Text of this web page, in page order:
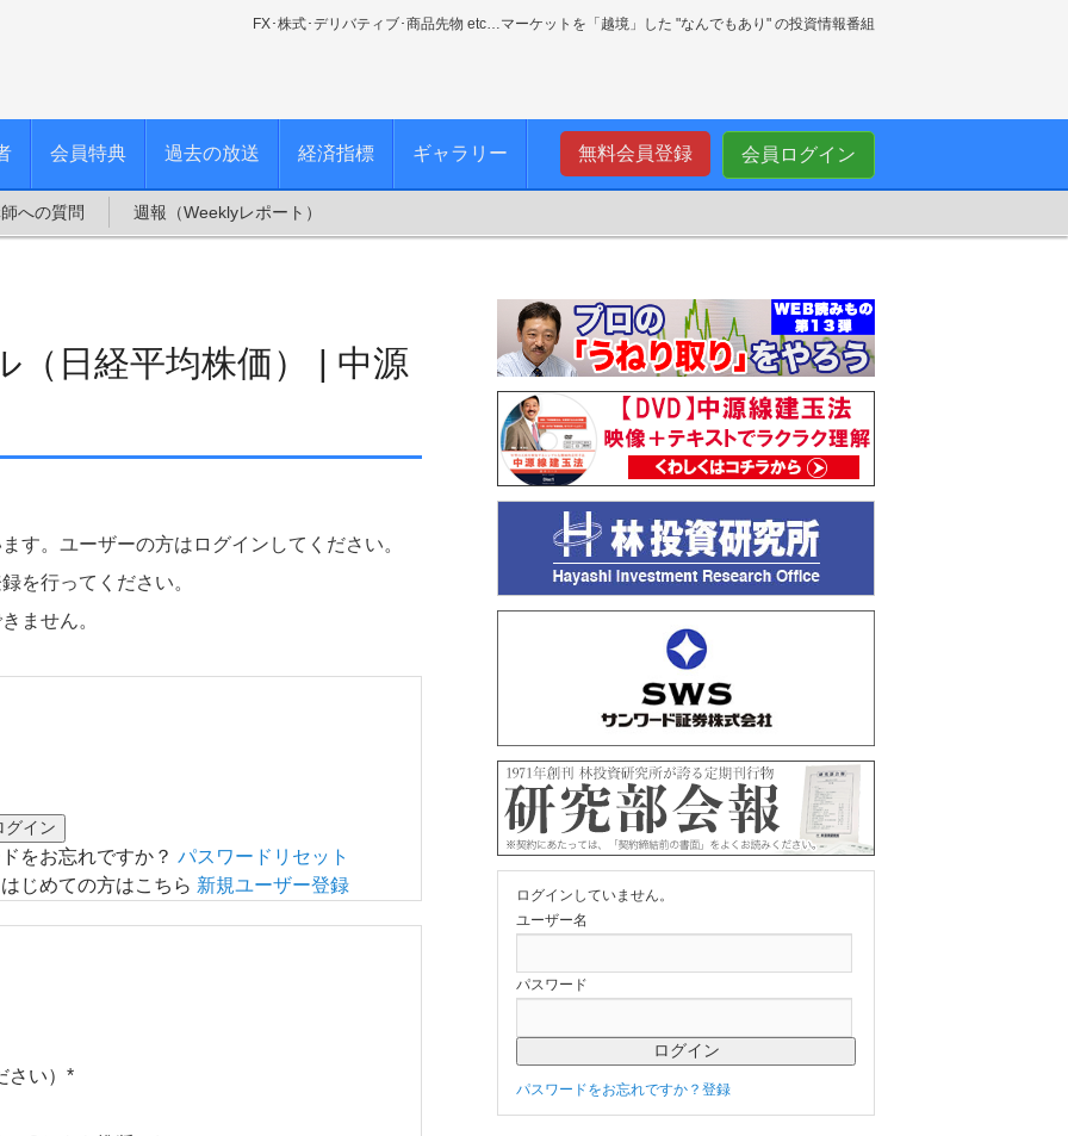
FX･株式･デリバティブ･商品先物 etc…マーケットを「越境」した "なんでもあり" の投資情報番組
会員ログイン
無料会員登録
会員特典 過去の放送 経済指標 ギャラリー
への質問 週報（Weeklyレポート）
（日経平均株価） | 中源
す。ユーザーの方はログインしてください。
を行ってください。
ません。
をお忘れですか？ パスワードリセット
はじめての方はこちら 新規ユーザー登録
い） *
ログインしていません。
ユーザー名
パスワード
パスワードをお忘れですか？ 登録